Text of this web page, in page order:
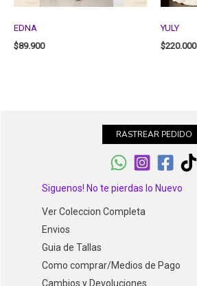
EDNA
$89.900
YULY
$220.000
RASTREAR PEDIDO
Siguenos! No te pierdas lo Nuevo
Ver Coleccion Completa
Envios
Guia de Tallas
Como comprar/Medios de Pago
Cambios y Devoluciones